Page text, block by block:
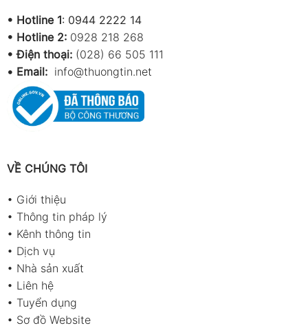
• Hotline 1: 0944 2222 14
• Hotline 2: 0928 218 268
• Điện thoại: (028) 66 505 111
• Email: info@thuongtin.net
VỀ CHÚNG TÔI
• Giới thiệu
• Thông tin pháp lý
• Kênh thông tin
• Dịch vụ
• Nhà sản xuất
• Liên hệ
• Tuyển dụng
• Sơ đồ Website